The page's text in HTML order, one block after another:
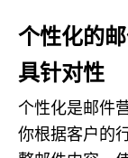
个性化的
具针对性
个性化是邮件
你根据客户的